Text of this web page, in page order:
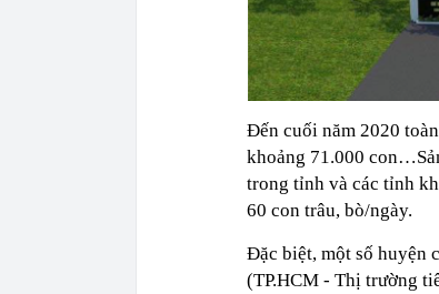
Đến cuối năm 2020
khoảng 71.000
trong tỉnh và các tỉnh
60 con trâu, bò/ngày.
Đặc biệt, một số huyện
(TP.HCM - Thị trường